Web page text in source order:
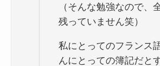
（そんな勉強なので、
残っていません笑）
私にとってのフランス
んにとっての簿記だと